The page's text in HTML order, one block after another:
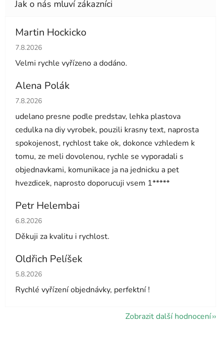
Martin Hockicko
Hodnocení obchodu je 5 z 5 hvězdiček.
7.8.2026
Velmi rychle vyřízeno a dodáno.
Alena Polák
Hodnocení obchodu je 5 z 5 hvězdiček.
7.8.2026
udelano presne podle predstav, lehka plastova
cedulka na diy vyrobek, pouzili krasny text, naprosta
spokojenost, rychlost take ok, dokonce vzhledem k
tomu, ze meli dovolenou, rychle se vyporadali s
objednavkami, komunikace ja na jednicku a pet
hvezdicek, naprosto doporucuji vsem 1*****
Petr Helembai
Hodnocení obchodu je 5 z 5 hvězdiček.
6.8.2026
Děkuji za kvalitu i rychlost.
Oldřich Pelíšek
Hodnocení obchodu je 5 z 5 hvězdiček.
5.8.2026
Rychlé vyřízení objednávky, perfektní !
Zobrazit další hodnocení